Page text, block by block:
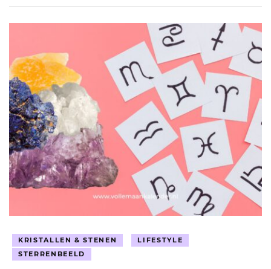
KRISTALLEN & STENEN
LIFESTYLE
STERRENBEELD